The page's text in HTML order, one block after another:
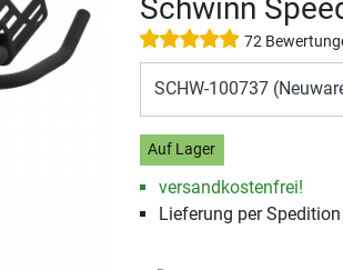
Schwinn
72
SCHW-100737
Auf Lager
versandkostenfrei!
Lieferung per Spedition